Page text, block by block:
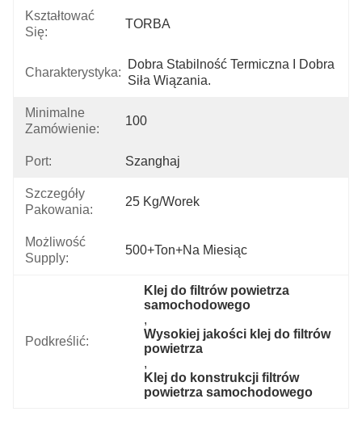
Kształtować
Się:
TORBA
Charakterystyka:
Dobra Stabilność Termiczna I Dobra
Siła Wiązania.
Minimalne
Zamówienie:
100
Port: Szanghaj
Szczegóły
Pakowania:
25 Kg/worek
Możliwość
Supply:
500+Ton+na Miesiąc
Podkreślić:
Klej do filtrów powietrza
samochodowego
,
Wysokiej jakości klej do filtrów
powietrza
,
Klej do konstrukcji filtrów
powietrza samochodowego